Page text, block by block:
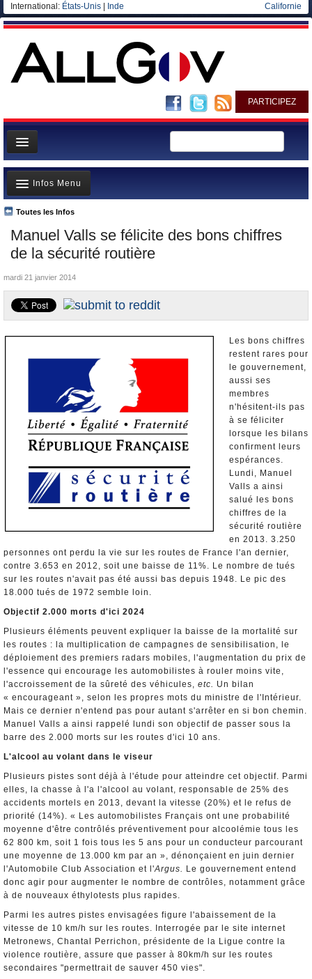
International: États-Unis Inde Californie
PARTICIPEZ
Page d'accueil
Infos
Gouvernement
Ministères/Directions
Blog
Elections européennes
Manuel Valls se félicite des bons chiffres
de la sécurité routière
Toutes les Infos
Infos Menu
A la Une
Polémiques
La France et le Monde
Nominations et Démissions
Elections européennes
Infos insolites
mardi 21 janvier 2014
Les bons chiffres
restent rares pour
le gouvernement,
aussi ses
membres
n'hésitent-ils pas
à se féliciter
lorsque les bilans
confirment leurs
espérances.
Lundi, Manuel
Valls a ainsi
salué les bons
chiffres de la
sécurité routière
en 2013. 3.250
personnes ont perdu la vie sur les routes de France l'an dernier,
contre 3.653 en 2012, soit une baisse de 11%. Le nombre de tués
sur les routes n'avait pas été aussi bas depuis 1948. Le pic des
18.000 tués de 1972 semble loin.
Objectif 2.000 morts d'ici 2024
Plusieurs éléments peuvent expliquer la baisse de la mortalité sur
les routes : la multiplication de campagnes de sensibilisation, le
déploiement des premiers radars mobiles, l'augmentation du prix de
l'essence qui encourage les automobilistes à rouler moins vite,
l'accroissement de la sûreté des véhicules, etc. Un bilan
« encourageant », selon les propres mots du ministre de l'Intérieur.
Mais ce dernier n'entend pas pour autant s'arrêter en si bon chemin.
Manuel Valls a ainsi rappelé lundi son objectif de passer sous la
barre des 2.000 morts sur les routes d'ici 10 ans.
L'alcool au volant dans le viseur
Plusieurs pistes sont déjà à l'étude pour atteindre cet objectif. Parmi
elles, la chasse à l'a l'alcool au volant, responsable de 25% des
accidents mortels en 2013, devant la vitesse (20%) et le refus de
priorité (14%). « Les automobilistes Français ont une probabilité
moyenne d'être contrôlés préventivement pour alcoolémie tous les
62 800 km, soit 1 fois tous les 5 ans pour un conducteur parcourant
une moyenne de 13.000 km par an », dénonçaient en juin dernier
l'Automobile Club Association et l'Argus. Le gouvernement entend
donc agir pour augmenter le nombre de contrôles, notamment grâce
à de nouveaux éthylotests plus rapides.
Parmi les autres pistes envisagées figure l'abaissement de la
vitesse de 10 km/h sur les routes. Interrogée par le site internet
Metronews, Chantal Perrichon, présidente de la Ligue contre la
violence routière, assure que passer à 80km/h sur les routes
secondaires "permettrait de sauver 450 vies".